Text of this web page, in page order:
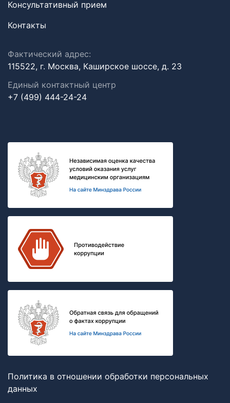
Консультативный прием
Контакты
Фактический адрес:
115522, г. Москва, Каширское шоссе, д. 23
Единый контактный центр
+7 (499) 444-24-24
Политика в отношении обработки персональных
данных